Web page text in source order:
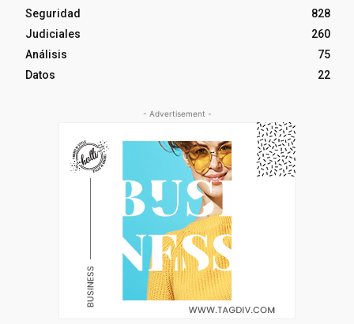
Seguridad
828
Judiciales
260
Análisis
75
Datos
22
- Advertisement -